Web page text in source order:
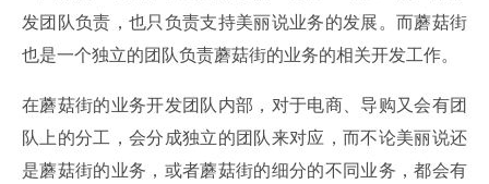
发团队负责，也只负责支持美丽说业务的发展。而蘑菇街
也是一个独立的团队负责蘑菇街的业务的相关开发工作。
在蘑菇街的业务开发团队内部，对于电商、导购又会有团
队上的分工，会分成独立的团队来对应，而不论美丽说还
是蘑菇街的业务，或者蘑菇街的细分的不同业务，都会有